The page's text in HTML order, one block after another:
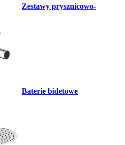
Zestawy prysznicowo-
Baterie bidetowe